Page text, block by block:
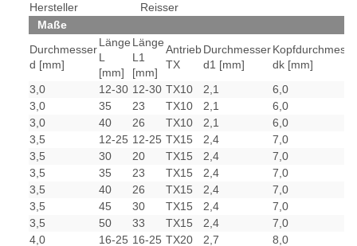
Hersteller
Reisser
Maße
Durchmesser
d [mm]
Länge
L
[mm]
Länge
L1
[mm]
Antrieb
TX
Durchmesser
d1 [mm]
dk [mm]
3,0
12-30 12-30 TX10 2,1
6,0
3,0
35 23 TX10 2,1
6,0
3,0
40 26 TX10 2,1
6,0
3,5
12-25 12-25 TX15 2,4
7,0
3,5
30 20 TX15 2,4
7,0
3,5
35 23 TX15 2,4
7,0
3,5
40 26 TX15 2,4
7,0
3,5
45 30 TX15 2,4
7,0
3,5
50 33 TX15 2,4
7,0
4,0
16-25 16-25 TX20 2,7 8,0